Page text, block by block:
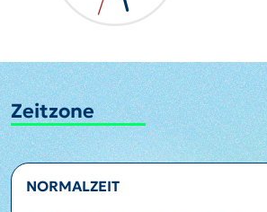
Zeitzone
NORMALZEIT